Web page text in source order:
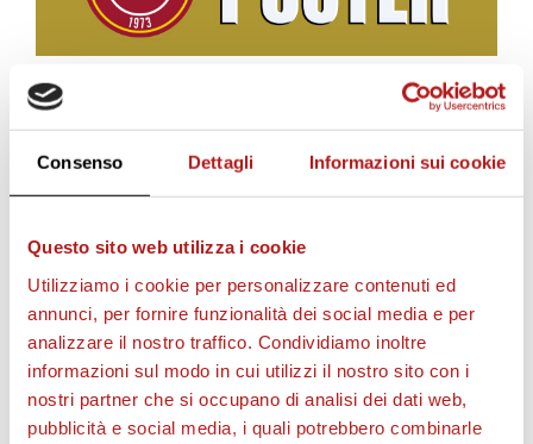
Consenso Dettagli Informazioni sui cookie
Questo sito web utilizza i cookie
Utilizziamo i cookie per personalizzare contenuti ed
annunci, per fornire funzionalità dei social media e per
analizzare il nostro traffico. Condividiamo inoltre
informazioni sul modo in cui utilizzi il nostro sito con i
nostri partner che si occupano di analisi dei dati web,
pubblicità e social media, i quali potrebbero combinarle
BIGLIETTI